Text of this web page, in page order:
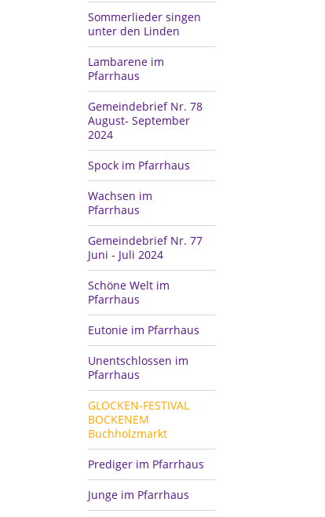
Sommerlieder singen
unter den Linden
Lambarene im
Pfarrhaus
Gemeindebrief Nr. 78
August- September
2024
Spock im Pfarrhaus
Wachsen im
Pfarrhaus
Gemeindebrief Nr. 77
Juni - Juli 2024
Schöne Welt im
Pfarrhaus
Eutonie im Pfarrhaus
Unentschlossen im
Pfarrhaus
GLOCKEN-FESTIVAL
BOCKENEM
Buchholzmarkt
Prediger im Pfarrhaus
Junge im Pfarrhaus